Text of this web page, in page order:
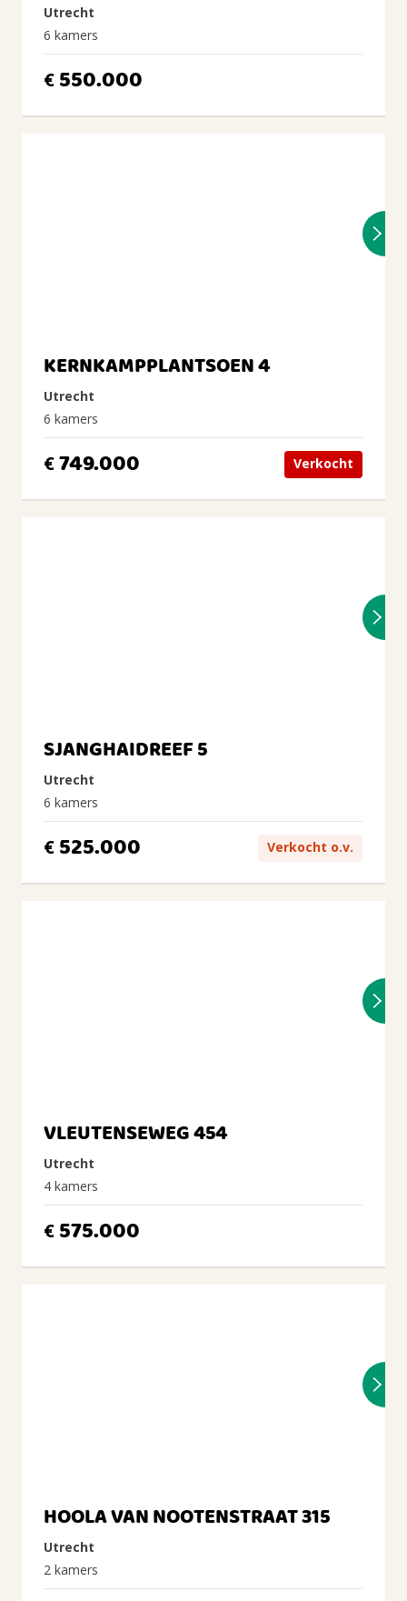
Utrecht
6 kamers
€ 550.000
KERNKAMPPLANTSOEN 4
Utrecht
6 kamers
€749.000 Verkocht
SJANGHAIDREEF 5
Utrecht
6 kamers
€ 525.000 Verkocht o.v.
VLEUTENSEWEG 454
Utrecht
4 kamers
€ 575.000
HOOLA VAN NOOTENSTRAAT 315
Utrecht
2 kamers